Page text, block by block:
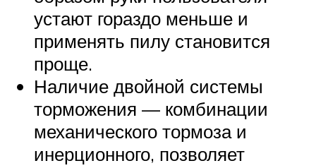
устают гораздо меньше и
применять пилу становится
проще.
Наличие двойной системы
торможения — комбинации
механического тормоза и
инерционного, позволяет